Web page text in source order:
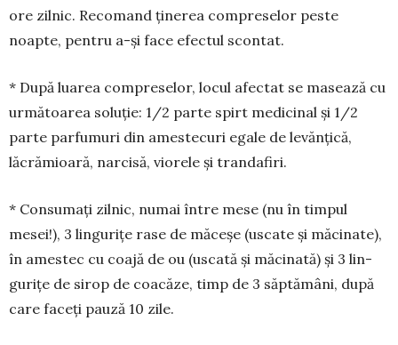
ore zilnic. Re­co­mand ținerea com­pre­selor peste
noapte, pen­tru a-și face efec­tul scontat.
* Du­pă luarea com­preselor, locul afectat se masează cu
următoarea soluție: 1/2 parte spirt medicinal și 1/2
parte par­fu­muri din amestecuri egale de levănțică,
lăcrămioară, narcisă, viorele și tran­da­firi.
* Consumați zilnic, numai între me­se (nu în timpul
mesei!), 3 lingurițe rase de măceșe (uscate și măcinate),
în ames­tec cu coajă de ou (uscată și mă­ci­nată) și 3 lin­
gurițe de sirop de coacăze, timp de 3 săp­tămâni, după
care faceți pau­ză 10 zile.